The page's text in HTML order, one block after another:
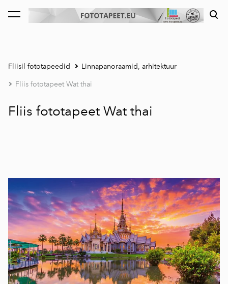
lisati ostukorvi. Vaata ostukorvi
Fliisil fototapeedid Linnapanoraamid, arhitektuur
Fliis fototapeet Wat thai
Fliis fototapeet Wat thai